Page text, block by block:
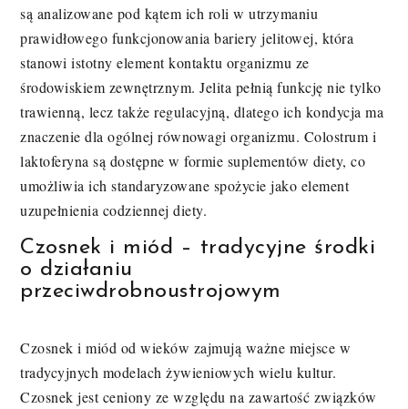
są analizowane pod kątem ich roli w utrzymaniu
prawidłowego funkcjonowania bariery jelitowej, która
stanowi istotny element kontaktu organizmu ze
środowiskiem zewnętrznym. Jelita pełnią funkcję nie tylko
trawienną, lecz także regulacyjną, dlatego ich kondycja ma
znaczenie dla ogólnej równowagi organizmu. Colostrum i
laktoferyna są dostępne w formie suplementów diety, co
umożliwia ich standaryzowane spożycie jako element
uzupełnienia codziennej diety.
Czosnek i miód – tradycyjne środki
o działaniu
przeciwdrobnoustrojowym
Czosnek i miód od wieków zajmują ważne miejsce w
tradycyjnych modelach żywieniowych wielu kultur.
Czosnek jest ceniony ze względu na zawartość związków